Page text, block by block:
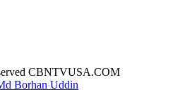
CBNTVUSA.COM
Borhan Uddin